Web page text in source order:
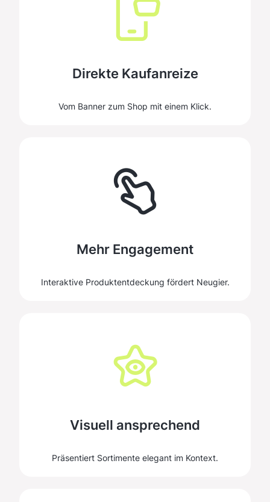
Direkte Kaufanreize
Vom Banner zum Shop mit einem Klick.
Mehr Engagement
Interaktive Produktentdeckung fördert Neugier.
Visuell ansprechend
Präsentiert Sortimente elegant im Kontext.